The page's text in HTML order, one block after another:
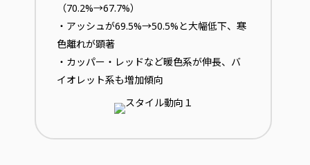
（70.2%→67.7%）
・アッシュが69.5%→50.5%と大幅低下、寒
色離れが顕著
・カッパー・レッドなど暖色系が伸長、バ
イオレット系も増加傾向